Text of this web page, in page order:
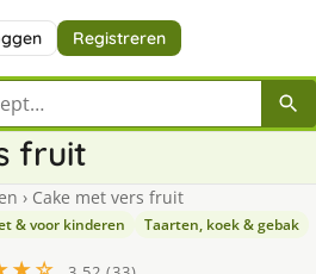
Registreren
fruit
› Cake met vers fruit
& voor kinderen Taarten, koek & gebak